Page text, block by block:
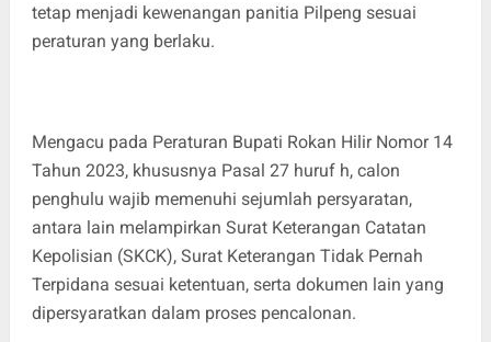
tetap menjadi kewenangan panitia Pilpeng sesuai
peraturan yang berlaku.
Mengacu pada Peraturan Bupati Rokan Hilir Nomor 14
Tahun 2023, khususnya Pasal 27 huruf h, calon
penghulu wajib memenuhi sejumlah persyaratan,
antara lain melampirkan Surat Keterangan Catatan
Kepolisian (SKCK), Surat Keterangan Tidak Pernah
Terpidana sesuai ketentuan, serta dokumen lain yang
dipersyaratkan dalam proses pencalonan.